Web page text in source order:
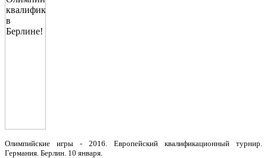
Олимпийские игры - 2016. Европейский квалификационный турнир.
Германия. Берлин. 10 января.